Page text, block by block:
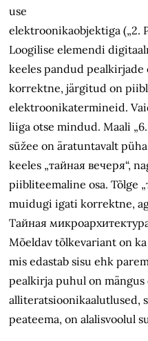
use
elektroonikaobjektiga („2.
Loogilise elemendi
keeles pandud
korrektne, järgitud on
elektroonikatermineid.
liiga otse mindud. Maali
süžee on äratuntavalt
keeles „тайная вечеря“,
piibliteemaline osa. Tõlge
muidugi igati korrektne,
Тайная
Mõeldav tõlkevariant on
mis edastab sisu ehk
pealkirja puhul on mängus
alliteratsioonikaalutlused,
peateema, on alalisvoolul